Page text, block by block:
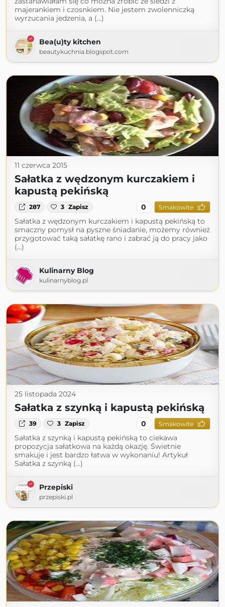
majerankiem i czosnkiem. Nie jestem zwolenniczką
wyrzucania jedzenia, a (...)
Bea(u)ty kitchen
beautykuchnia.blogspot.com
11 czerwca 2015
Sałatka z wędzonym kurczakiem i
kapustą pekińską
287 3 Zapisz 0 Smakowite
Sałatka z wędzonym kurczakiem i kapustą pekińską to
smaczny pomysł na pyszne śniadanie, możemy również
przygotować taką sałatkę rano i zabrać ją do pracy jako
(...)
Kulinarny Blog
kulinarnyblog.pl
25 listopada 2024
Sałatka z szynką i kapustą pekińską
39 3 Zapisz 0 Smakowite
Sałatka z szynką i kapustą pekińską to ciekawa
propozycja sałatkowa na każdą okazję. Świetnie
smakuje i jest bardzo łatwa w wykonaniu! Artykuł
Sałatka z szynką (...)
Przepiski
przepiski.pl